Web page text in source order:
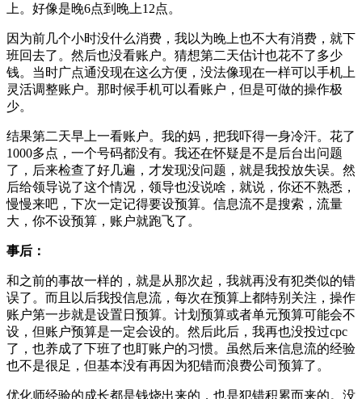
上。好像是晚6点到晚上12点。
因为前几个小时没什么消费，我以为晚上也不大有消费，就下
班回去了。然后也没看账户。猜想第二天估计也花不了多少
钱。当时广点通没现在这么方便，没法像现在一样可以手机上
灵活调整账户。那时候手机可以看账户，但是可做的操作极
少。
结果第二天早上一看账户。我的妈，把我吓得一身冷汗。花了
1000多点，一个号码都没有。我还在怀疑是不是后台出问题
了，后来检查了好几遍，才发现没问题，就是我投放失误。然
后给领导说了这个情况，领导也没说啥，就说，你还不熟悉，
慢慢来吧，下次一定记得要设预算。信息流不是搜索，流量
大，你不设预算，账户就跑飞了。
事后：
和之前的事故一样的，就是从那次起，我就再没有犯类似的错
误了。而且以后我投信息流，每次在预算上都特别关注，操作
账户第一步就是设置日预算。计划预算或者单元预算可能会不
设，但账户预算是一定会设的。然后此后，我再也没投过cpc
了，也养成了下班了也盯账户的习惯。虽然后来信息流的经验
也不是很足，但基本没有再因为犯错而浪费公司预算了。
优化师经验的成长都是钱烧出来的，也是犯错积累而来的。没